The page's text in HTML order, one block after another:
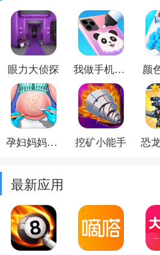
眼力大侦探 我做手机壳特好看 颜
孕妇妈妈日记 挖矿小能手
最新应用